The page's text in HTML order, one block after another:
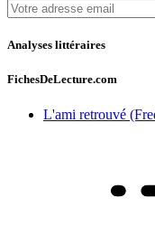
Analyses littéraires
FichesDeLecture.com
L'ami retrouvé